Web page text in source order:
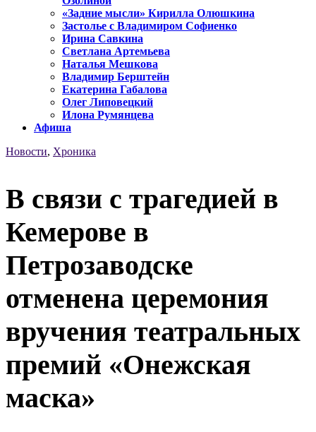
«Задние мысли» Кирилла Олюшкина
Застолье с Владимиром Софиенко
Ирина Савкина
Светлана Артемьева
Наталья Мешкова
Владимир Берштейн
Екатерина Габалова
Олег Липовецкий
Илона Румянцева
Афиша
Новости, Хроника
В связи с трагедией в
Кемерове в
Петрозаводске
отменена церемония
вручения театральных
премий «Онежская
маска»